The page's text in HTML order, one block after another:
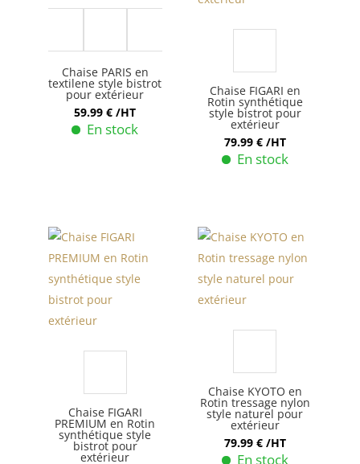
être
sur
la
page
produit
options
sur
Chaise PARIS en
textilene style bistrot
pour extérieur
59.99€ /HT
En stock
variations.
Les
options
peuvent
être
du
produit
Chaise FIGARI en
Rotin synthétique
style bistrot pour
extérieur
79.99 € /HT
En stock
Chaise FIGARI
PREMIUM en Rotin
synthétique style
bistrot pour
extérieur
Chaise KYOTO en
Rotin tressage nylon
style naturel pour
extérieur
79.99 € /HT
En stock